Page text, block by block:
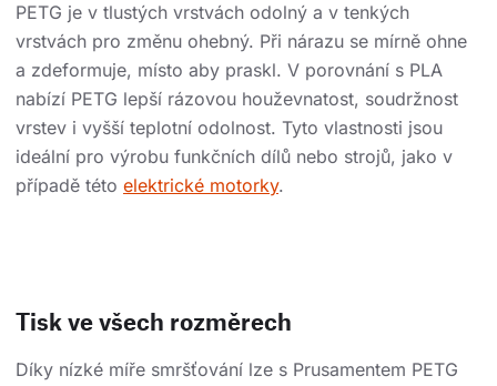
PETG je v tlustých vrstvách odolný a v tenkých
vrstvách pro změnu ohebný. Při nárazu se mírně ohne
a zdeformuje, místo aby praskl. V porovnání s PLA
nabízí PETG lepší rázovou houževnatost, soudržnost
vrstev i vyšší teplotní odolnost. Tyto vlastnosti jsou
ideální pro výrobu funkčních dílů nebo strojů, jako v
případě této elektrické motorky.
Tisk ve všech rozměrech
Díky nízké míře smršťování lze s Prusamentem PETG